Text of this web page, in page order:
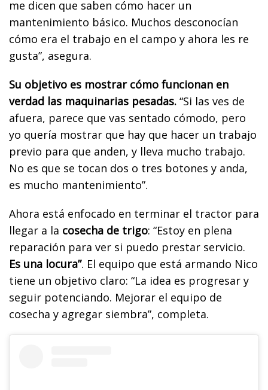
me dicen que saben cómo hacer un
mantenimiento básico. Muchos desconocían
cómo era el trabajo en el campo y ahora les re
gusta”, asegura.
Su objetivo es mostrar cómo funcionan en
verdad las maquinarias pesadas. “Si las ves de
afuera, parece que vas sentado cómodo, pero
yo quería mostrar que hay que hacer un trabajo
previo para que anden, y lleva mucho trabajo.
No es que se tocan dos o tres botones y anda,
es mucho mantenimiento”.
Ahora está enfocado en terminar el tractor para
llegar a la cosecha de trigo: “Estoy en plena
reparación para ver si puedo prestar servicio.
Es una locura”. El equipo que está armando Nico
tiene un objetivo claro: “La idea es progresar y
seguir potenciando. Mejorar el equipo de
cosecha y agregar siembra”, completa.